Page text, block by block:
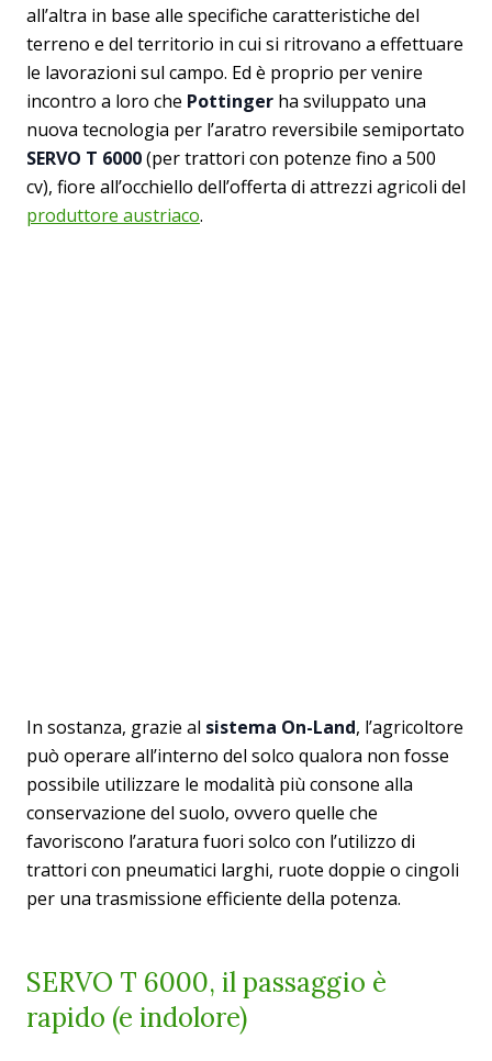
all’altra in base alle specifiche caratteristiche del
terreno e del territorio in cui si ritrovano a effettuare
le lavorazioni sul campo. Ed è proprio per venire
incontro a loro che Pottinger ha sviluppato una
nuova tecnologia per l’aratro reversibile semiportato
SERVO T 6000(per trattori con potenze fino a 500
cv), fiore all’occhiello dell’offerta di attrezzi agricoli del
produttore austriaco.
In sostanza, grazie al sistema On-Land, l’agricoltore
può operare all’interno del solco qualora non fosse
possibile utilizzare le modalità più consone alla
conservazione del suolo, ovvero quelle che
favoriscono l’aratura fuori solco con l’utilizzo di
trattori con pneumatici larghi, ruote doppie o cingoli
per una trasmissione efficiente della potenza.
SERVO T 6000, il passaggio è
rapido (e indolore)